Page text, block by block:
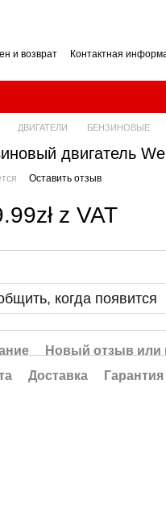
и возврат Контактная
Как выбрать?
Измельчитель
Гид
Бензиновый
ДВИГАТЕЛИ БЕНЗИНОВЫЕ
двигатель
Оставить отзыв
z VAT
когда появится
Новый отзыв или
Доставка Гарантия